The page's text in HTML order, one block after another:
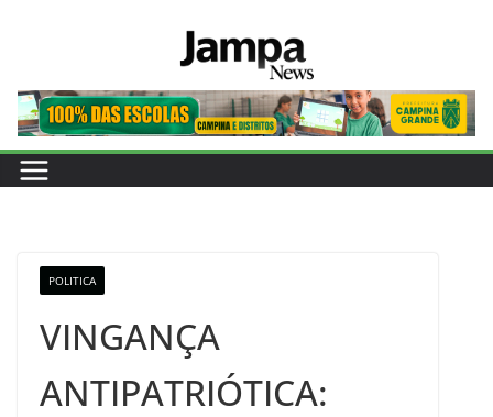
conteúdo
POLITICA
VINGANÇA
ANTIPATRIÓTICA: